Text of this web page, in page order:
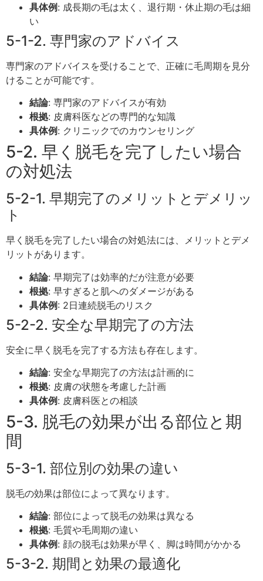
具体例: 成長期の毛は太く、退行期・休止期の毛は細
い
5-1-2. 専門家のアドバイス
専門家のアドバイスを受けることで、正確に毛周期を見分
けることが可能です。
結論: 専門家のアドバイスが有効
根拠: 皮膚科医などの専門的な知識
具体例 : クリニックでのカウンセリング
5-2. 早く脱毛を完了したい場合
の対処法
5-2-1. 早期完了のメリットとデメリッ
ト
早く脱毛を完了したい場合の対処法には、メリットとデメ
リットがあります。
結論: 早期完了は効率的だが注意が必要
根拠: 早すぎると肌へのダメージがある
具体例: 2日連続脱毛のリスク
5-2-2. 安全な早期完了の方法
安全に早く脱毛を完了する方法も存在します。
結論: 安全な早期完了の方法は計画的に
根拠: 皮膚の状態を考慮した計画
具体例 : 皮膚科医との相談
5-3. 脱毛の効果が出る部位と期
間
5-3-1. 部位別の効果の違い
脱毛の効果は部位によって異なります。
結論: 部位によって脱毛の効果は異なる
根拠: 毛質や毛周期の違い
具体例 : 顔の脱毛は効果が早く、脚は時間がかかる
5-3-2. 期間と効果の最適化